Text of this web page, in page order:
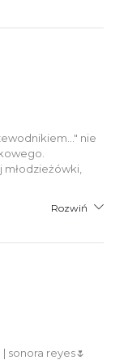
nie
Rozwiń
sonora reyes🌷